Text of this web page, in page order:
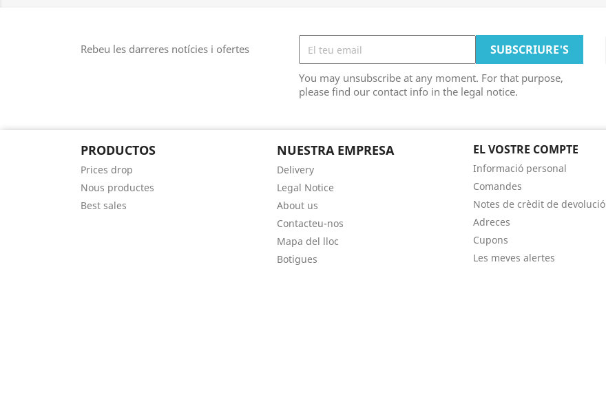
Rebeu les darreres notícies i ofertes
You may unsubscribe at any moment. For that purpose,
please find our contact info in the legal notice.
PRODUCTOS
Prices drop
Nous productes
Best sales
NUESTRA EMPRESA
Delivery
Legal Notice
About us
Contacteu-nos
Mapa del lloc
Botigues
EL VOSTRE COMPTE
Informació personal
Comandes
Notes de crèdit de devolució
Adreces
Cupons
Les meves alertes